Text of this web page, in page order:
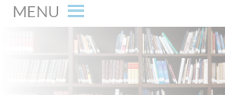
MENU